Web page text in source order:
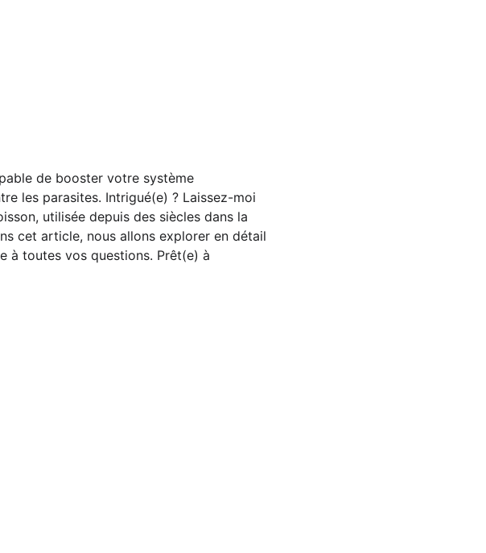
de booster votre système
les parasites. Intrigué(e) ? Laissez-moi
utilisée depuis des siècles dans la
cet article, nous allons explorer en détail
à toutes vos questions. Prêt(e) à